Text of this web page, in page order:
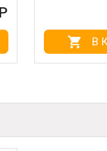
В КОРЗИНУ